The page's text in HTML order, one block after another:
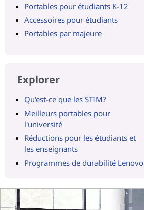
Portables pour étudiants K-12
Accessoires pour étudiants
Portables par majeure
Explorer
Qu'est-ce que les STIM?
Meilleurs portables pour
l'université
Réductions pour les étudiants et
les enseignants
Programmes de durabilité Lenovo